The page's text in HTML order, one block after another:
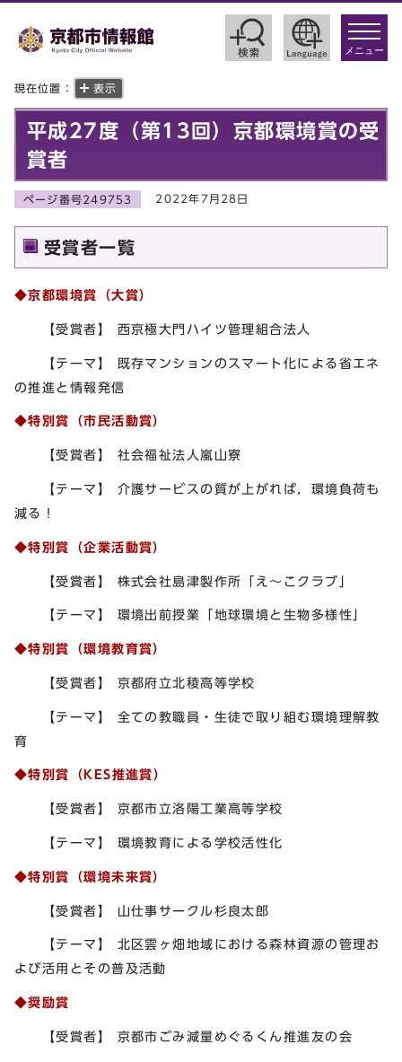
toggle
メニュー
現在位置： 表示
平成27度（第13回）京都環境賞の受
賞者
ページ番号249753 2022年7月28日
受賞者一覧
◆京都環境賞（大賞）
【受賞者】 西京極大門ハイツ管理組合法人
【テーマ】 既存マンションのスマート化による省エネ
の推進と情報発信
◆特別賞（市民活動賞）
【受賞者】 社会福祉法人嵐山寮
【テーマ】 介護サービスの質が上がれば，環境負荷も
減る！
◆特別賞（企業活動賞）
【受賞者】 株式会社島津製作所「え～こクラブ」
【テーマ】 環境出前授業「地球環境と生物多様性」
◆特別賞（環境教育賞）
【受賞者】 京都府立北稜高等学校
【テーマ】 全ての教職員・生徒で取り組む環境理解教
育
◆特別賞（KES推進賞）
【受賞者】 京都市立洛陽工業高等学校
【テーマ】 環境教育による学校活性化
◆特別賞（環境未来賞）
【受賞者】 山仕事サークル杉良太郎
【テーマ】 北区雲ヶ畑地域における森林資源の管理お
よび活用とその普及活動
◆奨励賞
【受賞者】 京都市ごみ減量めぐるくん推進友の会